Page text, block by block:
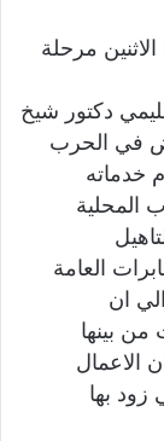
مرحلة
دكتور شيخ
في الحرب
خدماته
المحلية
العامة
ان
بينها
الاعمال
زود بها